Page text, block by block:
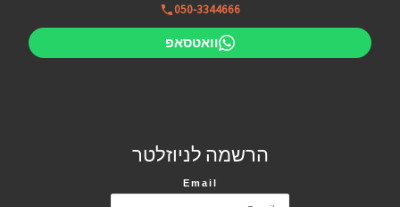
050-3344666
וואטסאפ
הרשמה לניוזלטר
Email